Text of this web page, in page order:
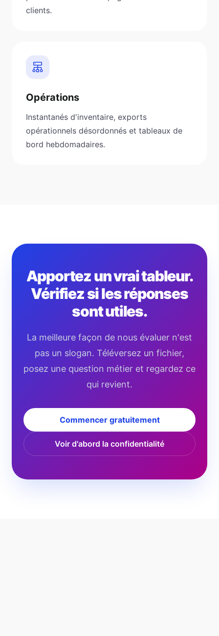
clients.
Opérations
Instantanés d'inventaire, exports
opérationnels désordonnés et tableaux de
bord hebdomadaires.
Apportez un vrai tableur.
Vérifiez si les réponses
sont utiles.
La meilleure façon de nous évaluer n'est
pas un slogan. Téléversez un fichier,
posez une question métier et regardez ce
qui revient.
Commencer gratuitement
Voir d'abord la confidentialité